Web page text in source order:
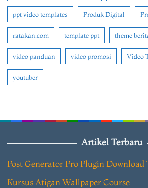
ppt video templates Produk Digital
ratakan.com template ppt theme
video panduan video promosi Video
youtuber
Artikel Terbaru
Post Generator Pro Plugin Download
Kursus Atigan Wallpaper Course